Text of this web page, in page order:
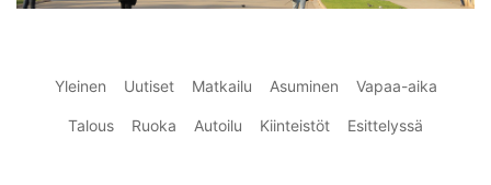
Yleinen Uutiset Matkailu Asuminen Vapaa-aika
Talous Ruoka Autoilu Kiinteistöt Esittelyssä